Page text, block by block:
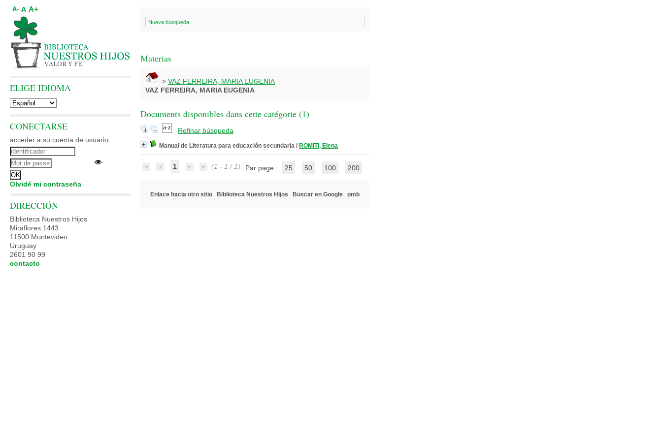
Nueva búsqueda
Materias
> VAZ FERREIRA, MARIA EUGENIA
VAZ FERREIRA, MARIA EUGENIA
Documents disponibles dans cette catégorie (1)
Refinar búsqueda
Manual de Literatura para educación secundaria / ROMITI, Elena
1 (1 - 1 / 1) Par page : 25 50 100 200
Enlace hacia otro sitio Biblioteca Nuestros Hijos Buscar en Google pmb
A- A A+
ELIGE IDIOMA
CONECTARSE
acceder a su cuenta de usuario
Olvidé mi contraseña
DIRECCIÓN
Biblioteca Nuestros Hijos
Miraflores 1443
11500 Montevideo
Uruguay
2601 90 99
contacto